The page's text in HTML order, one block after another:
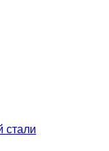
стали